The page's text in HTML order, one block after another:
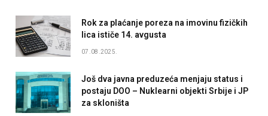
Rok za plaćanje poreza na imovinu fizičkih
lica ističe 14. avgusta
07.08.2025.
Još dva javna preduzeća menjaju status i
postaju DOO – Nuklearni objekti Srbije i JP
za skloništa